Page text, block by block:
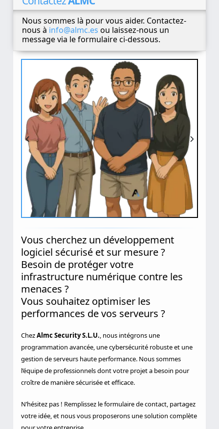
ContactezALMC
Nous sommes là pour vous aider. Contactez-
nous àinfo@almc.esou laissez-nous un
message via le formulaire ci-dessous.
Vous cherchez un développement
logiciel sécurisé et sur mesure ?
Besoin de protéger votre
infrastructure numérique contre les
menaces ?
Vous souhaitez optimiser les
performances de vos serveurs ?
Chez Almc Security S.L.U.
, nous intégrons une
programmation avancée, une cybersécurité robuste et une
gestion de serveurs haute performance. Nous sommes
croître de manière sécurisée et efficace.
N’hésitez pas ! Remplissez le formulaire de contact, partagez